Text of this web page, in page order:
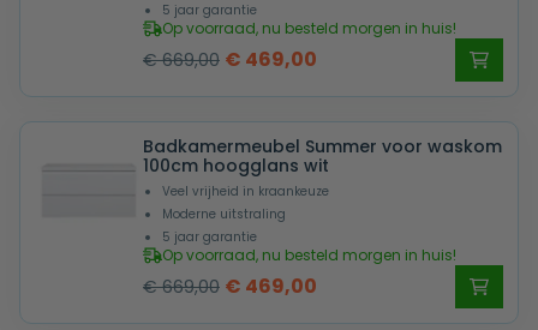
5 jaar garantie
Op voorraad, nu besteld morgen in huis!
€669,00 Oorspronkelijke
was:
€ 669,00.
€ 469,00
is:
€ 469,00.
Badkamermeubel Summer voor waskom
100cm hoogglans wit
Veel vrijheid in kraankeuze
Moderne uitstraling
5 jaar garantie
Op voorraad, nu besteld morgen in huis!
€669,00 Oorspronkelijke
€ 469,00